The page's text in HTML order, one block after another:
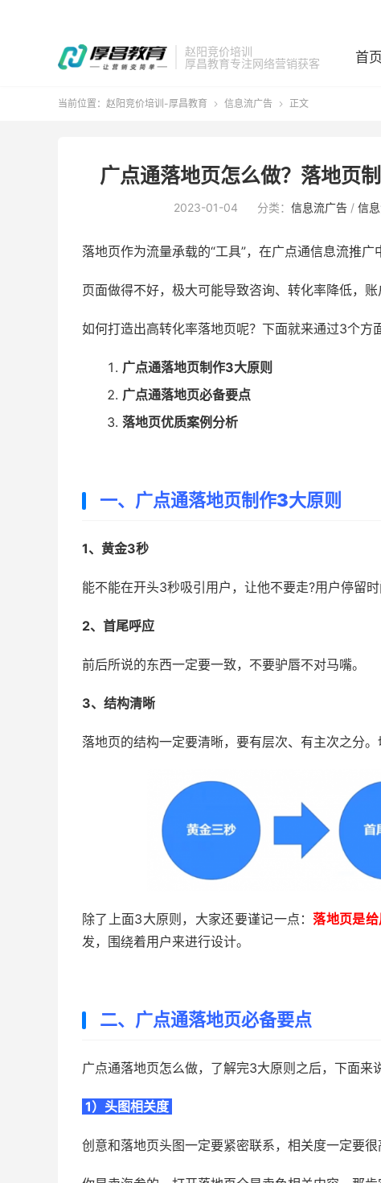
赵阳竞价培训
厚昌教育专注网络营销获客
首页
当前位置： 赵阳竞价培训-厚昌教育  信息流广告  正文
广点通落地页怎么做？落地页
2023-01-04 分类： 信息流广告 / 信
落地页作为流量承载的“工具”，在广点通信息流推广
页面做得不好，极大可能导致咨询、转化率降低，账
如何打造出高转化率落地页呢？下面就来通过3个方
广点通落地页制作3大原则
广点通落地页必备要点
落地页优质案例分析
一、广点通落地页制作3大原则
1、黄金3秒
能不能在开头3秒吸引用户，让他不要走?用户停留时
2、首尾呼应
前后所说的东西一定要一致，不要驴唇不对马嘴。
3、结构清晰
落地页的结构一定要清晰，要有层次、有主次之分。
除了上面3大原则，大家还要谨记一点：落地页是给
发，围绕着用户来进行设计。
二、广点通落地页必备要点
广点通落地页怎么做，了解完3大原则之后，下面来
1）头图相关度
创意和落地页头图一定要紧密联系，相关度一定要很